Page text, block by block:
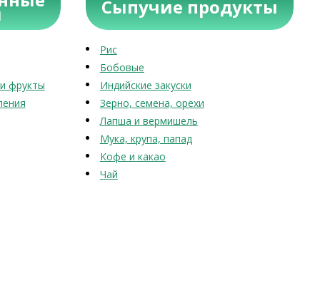
фрукты
Сыпучие продукты
Рис
Бобовые
Индийские закуски
Зерно, семена, орехи
Лапша и вермишель
Мука, крупа, папад
Кофе и какао
Чай